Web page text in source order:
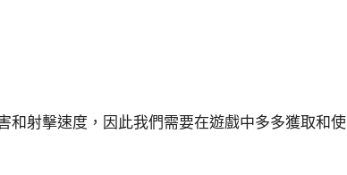
和射擊速度，因此我們需要在遊戲中多多獲取和使